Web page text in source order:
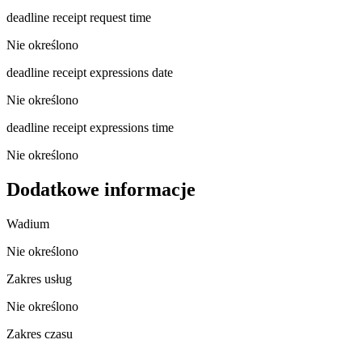
deadline receipt request time
Nie określono
deadline receipt expressions date
Nie określono
deadline receipt expressions time
Nie określono
Dodatkowe informacje
Wadium
Nie określono
Zakres usług
Nie określono
Zakres czasu